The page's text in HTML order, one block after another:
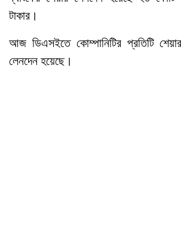
টাকার।
আজ ডিএসইতে কোম্পানিটির প্রতিটি
লেনদেন হয়েছে।